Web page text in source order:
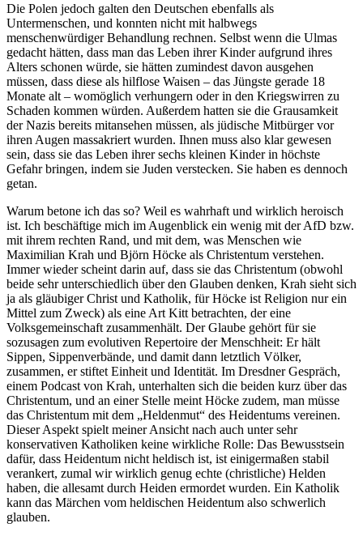
Die Polen jedoch galten den Deutschen ebenfalls als
Untermenschen, und konnten nicht mit halbwegs
menschenwürdiger Behandlung rechnen. Selbst wenn die Ulmas
gedacht hätten, dass man das Leben ihrer Kinder aufgrund ihres
Alters schonen würde, sie hätten zumindest davon ausgehen
müssen, dass diese als hilflose Waisen – das Jüngste gerade 18
Monate alt – womöglich verhungern oder in den Kriegswirren zu
Schaden kommen würden. Außerdem hatten sie die Grausamkeit
der Nazis bereits mitansehen müssen, als jüdische Mitbürger vor
ihren Augen massakriert wurden. Ihnen muss also klar gewesen
sein, dass sie das Leben ihrer sechs kleinen Kinder in höchste
Gefahr bringen, indem sie Juden verstecken. Sie haben es dennoch
getan.
Warum betone ich das so? Weil es wahrhaft und wirklich heroisch
ist. Ich beschäftige mich im Augenblick ein wenig mit der AfD bzw.
mit ihrem rechten Rand, und mit dem, was Menschen wie
Maximilian Krah und Björn Höcke als Christentum verstehen.
Immer wieder scheint darin auf, dass sie das Christentum (obwohl
beide sehr unterschiedlich über den Glauben denken, Krah sieht sich
ja als gläubiger Christ und Katholik, für Höcke ist Religion nur ein
Mittel zum Zweck) als eine Art Kitt betrachten, der eine
Volksgemeinschaft zusammenhält. Der Glaube gehört für sie
sozusagen zum evolutiven Repertoire der Menschheit: Er hält
Sippen, Sippenverbände, und damit dann letztlich Völker,
zusammen, er stiftet Einheit und Identität. Im Dresdner Gespräch,
einem Podcast von Krah, unterhalten sich die beiden kurz über das
Christentum, und an einer Stelle meint Höcke zudem, man müsse
das Christentum mit dem „Heldenmut“ des Heidentums vereinen.
Dieser Aspekt spielt meiner Ansicht nach auch unter sehr
konservativen Katholiken keine wirkliche Rolle: Das Bewusstsein
dafür, dass Heidentum nicht heldisch ist, ist einigermaßen stabil
verankert, zumal wir wirklich genug echte (christliche) Helden
haben, die allesamt durch Heiden ermordet wurden. Ein Katholik
kann das Märchen vom heldischen Heidentum also schwerlich
glauben.